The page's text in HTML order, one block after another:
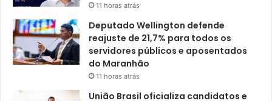
11 horas atrás
Deputado Wellington defende
reajuste de 21,7% para todos os
servidores públicos e aposentados
do Maranhão
11 horas atrás
União Brasil oficializa candidatos e